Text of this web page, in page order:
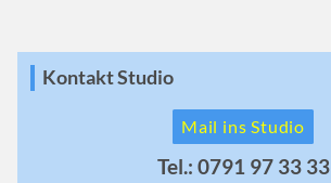
Kontakt Studio
Mail ins Studio
Tel.: 0791 97 33 33